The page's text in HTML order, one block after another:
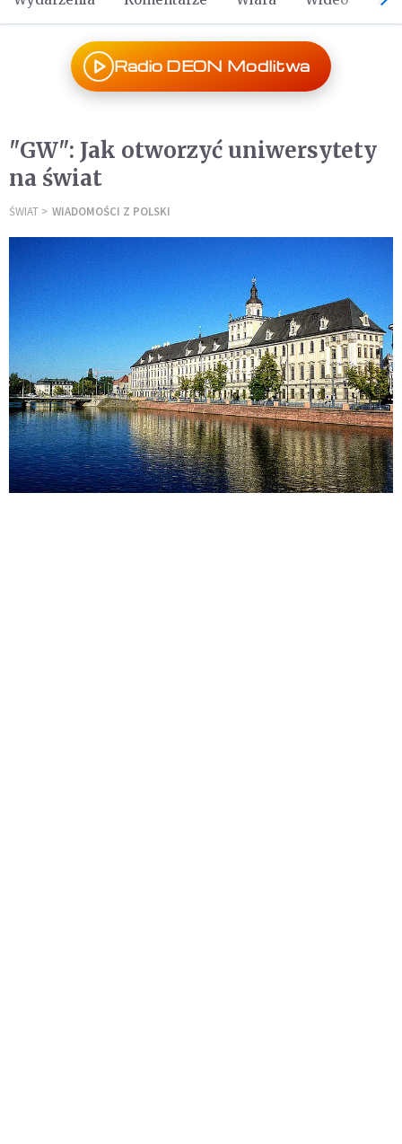
Radio DEON Modlitwa
"GW": Jak otworzyć uniwersytety
na świat
ŚWIAT WIADOMOŚCI Z POLSKI